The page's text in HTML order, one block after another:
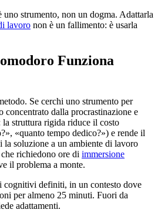
strumento, non un dogma. Adattarla
lavoro non è un fallimento: è usarla
Funziona
Se cerchi uno strumento per
concentrato dalla procrastinazione e
struttura rigida riduce il costo
«quanto tempo dedico?») e rende il
la soluzione a un ambiente di lavoro
richiedono ore di immersione
il problema a monte.
cognitivi definiti, in un contesto dove
per almeno 25 minuti. Fuori da
adattamenti.